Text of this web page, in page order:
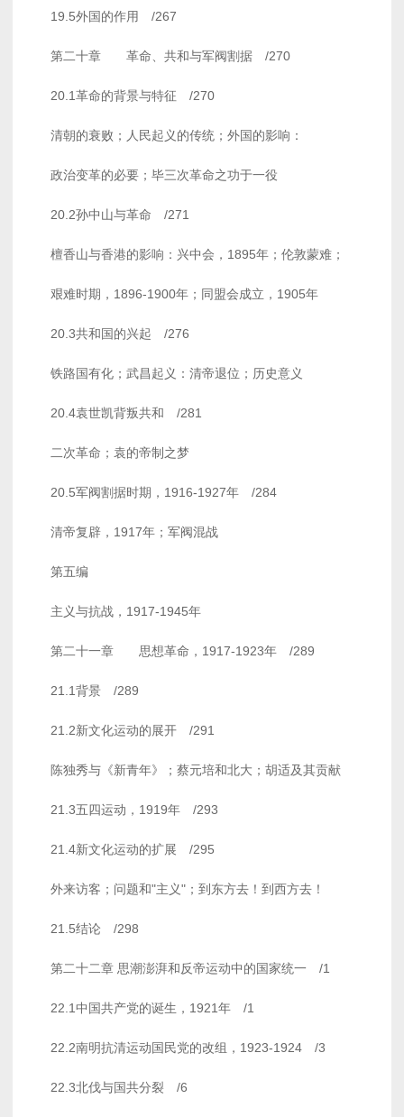
19.5外国的作用 /267
第二十章 革命、共和与军阀割据 /270
20.1革命的背景与特征 /270
清朝的衰败；人民起义的传统；外国的影响：
政治变革的必要；毕三次革命之功于一役
20.2孙中山与革命 /271
檀香山与香港的影响：兴中会，1895年；伦敦蒙难；
艰难时期，1896-1900年；同盟会成立，1905年
20.3共和国的兴起 /276
铁路国有化；武昌起义：清帝退位；历史意义
20.4袁世凯背叛共和 /281
二次革命；袁的帝制之梦
20.5军阀割据时期，1916-1927年 /284
清帝复辟，1917年；军阀混战
第五编
主义与抗战，1917-1945年
第二十一章 思想革命，1917-1923年 /289
21.1背景 /289
21.2新文化运动的展开 /291
陈独秀与《新青年》；蔡元培和北大；胡适及其贡献
21.3五四运动，1919年 /293
21.4新文化运动的扩展 /295
外来访客；问题和"主义"；到东方去！到西方去！
21.5结论 /298
第二十二章 思潮澎湃和反帝运动中的国家统一 /1
22.1中国共产党的诞生，1921年 /1
22.2南明抗清运动国民党的改组，1923-1924 /3
22.3北伐与国共分裂 /6